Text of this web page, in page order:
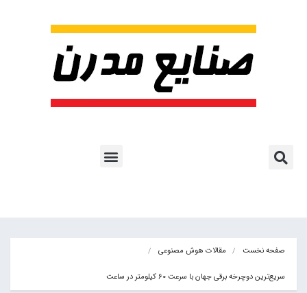
صفحه نخست مقالات هوش مصنوعی
سریع‌ترین دوچرخه برقی جهان با سرعت 60 کیلومتر در ساعت